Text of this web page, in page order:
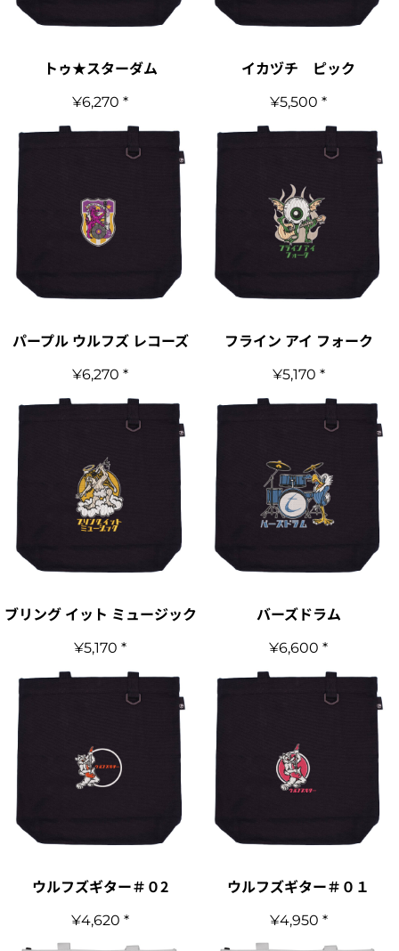
トゥ★スターダム
¥6,270*
イカヅチ ピック
¥5,500*
パープル ウルフズ レコーズ
¥6,270*
フライン アイ フォーク
¥5,170 *
ブリング イット ミュージック
¥5,170*
バーズドラム
¥6,600*
ウルフズギター＃０2
¥4,620*
ウルフズギター＃０１
¥4,950 *